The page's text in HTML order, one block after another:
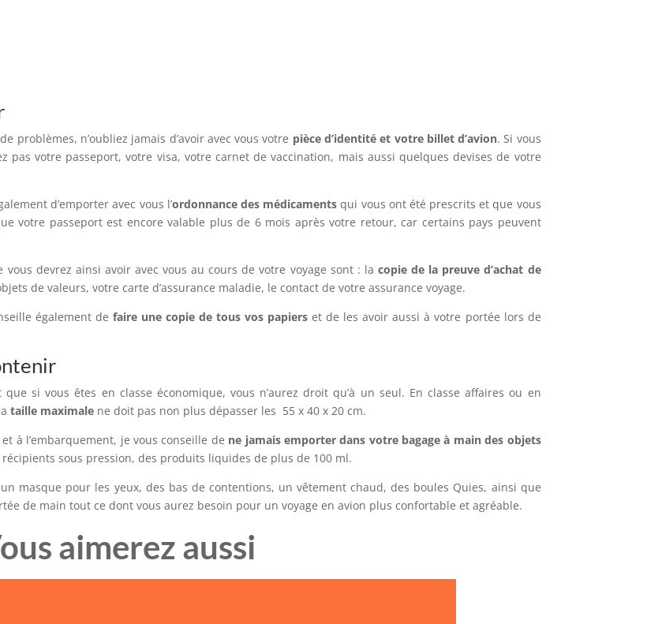
problèmes, n’oubliez jamais d’avoir avec vous votre pièce d’identité et votre billet d’avion. Si vous
pas votre passeport, votre visa, votre carnet de vaccination, mais aussi quelques devises de votre
d’emporter avec vous l’ordonnance des médicamentsqui vous ont été prescrits et que vous
votre passeport est encore valable plus de 6 mois après votre retour, car certains pays peuvent
devrez ainsi avoir avec vous au cours de votre voyage sont : lacopie de la preuve d’achat de
de valeurs, votre carte d’assurance maladie, le contact de votre assurance voyage.
également de faire une copie de tous vos papierset de les avoir aussi à votre portée lors de
si vous êtes en classe économique, vous n’aurez droit qu’à un seul. En classe affaires ou en
taille maximale ne doit pas non plus dépasser les 55 x 40 x 20 cm.
à l’embarquement, je vous conseille de ne jamais emporter dans votre bagage à main des objets
sous pression, des produits liquides de plus de 100 ml.
masque pour les yeux, des bas de contentions, un vêtement chaud, des boules Quies, ainsi que
de main tout ce dont vous aurez besoin pour un voyage en avion plus confortable et agréable.
aimerez aussi